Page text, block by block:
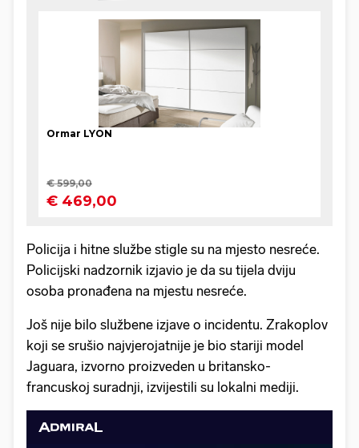
Policija i hitne službe stigle su na mjesto nesreće.
Policijski nadzornik izjavio je da su tijela dviju
osoba pronađena na mjestu nesreće.
Još nije bilo službene izjave o incidentu. Zrakoplov
koji se srušio najvjerojatnije je bio stariji model
Jaguara, izvorno proizveden u britansko-
francuskoj suradnji, izvijestili su lokalni mediji.